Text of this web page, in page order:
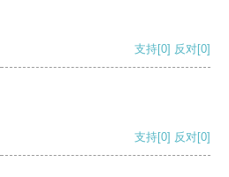
支持[0] 反对[0]
支持[0] 反对[0]